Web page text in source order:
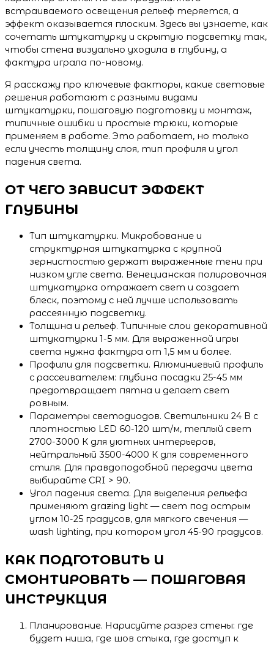
встраиваемого освещения рельеф теряется, а
эффект оказывается плоским. Здесь вы узнаете, как
сочетать штукатурку и скрытую подсветку так,
чтобы стена визуально уходила в глубину, а
фактура играла по-новому.
Я расскажу про ключевые факторы, какие световые
решения работают с разными видами
штукатурки, пошаговую подготовку и монтаж,
типичные ошибки и простые трюки, которые
применяем в работе. Это работает, но только
если учесть толщину слоя, тип профиля и угол
падения света.
ОТ ЧЕГО ЗАВИСИТ ЭФФЕКТ
ГЛУБИНЫ
Тип штукатурки. Микробование и
структурная штукатурка с крупной
зернистостью держат выраженные тени при
низком угле света. Венецианская полировочная
штукатурка отражает свет и создает
блеск, поэтому с ней лучше использовать
рассеянную подсветку.
Толщина и рельеф. Типичные слои декоративной
штукатурки 1-5 мм. Для выраженной игры
света нужна фактура от 1,5 мм и более.
Профили для подсветки. Алюминиевый профиль
с рассеивателем: глубина посадки 25-45 мм
предотвращает пятна и делает свет
ровным.
Параметры светодиодов. Светильники 24 В с
плотностью LED 60-120 шт/м, теплый свет
2700-3000 К для уютных интерьеров,
нейтральный 3500-4000 К для современного
стиля. Для правдоподобной передачи цвета
выбирайте CRI > 90.
Угол падения света. Для выделения рельефа
применяют grazing light — свет под острым
углом 10-25 градусов, для мягкого свечения —
wash lighting, при котором угол 45-90 градусов.
КАК ПОДГОТОВИТЬ И
СМОНТИРОВАТЬ — ПОШАГОВАЯ
ИНСТРУКЦИЯ
Планирование. Нарисуйте разрез стены: где
будет ниша, где шов стыка, где доступ к